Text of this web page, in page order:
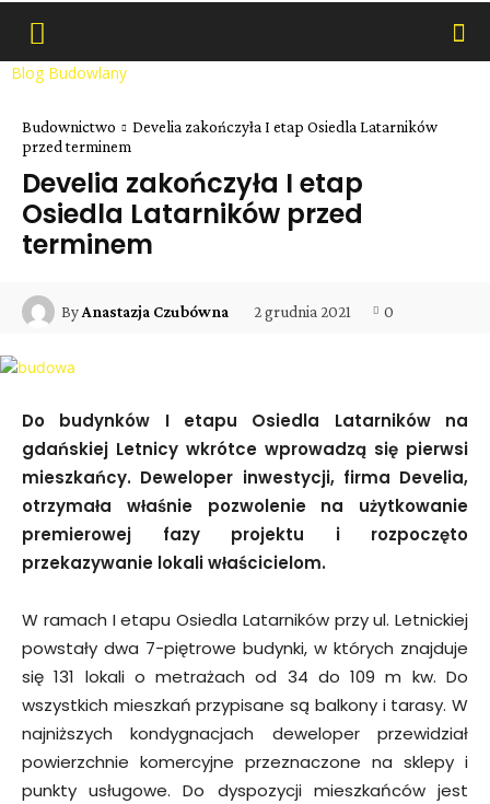
Blog Budowlany
Budownictwo
Develia zakończyła I etap Osiedla Latarników
przed terminem
Develia zakończyła I etap
Osiedla Latarników przed
terminem
ByAnastazja Czubówna 2 grudnia 2021 0
Do budynków I etapu Osiedla Latarników na
gdańskiej Letnicy wkrótce wprowadzą się pierwsi
mieszkańcy. Deweloper inwestycji, firma Develia,
otrzymała właśnie pozwolenie na użytkowanie
premierowej fazy projektu i rozpoczęto
przekazywanie lokali właścicielom.
W ramach I etapu Osiedla Latarników przy ul. Letnickiej
powstały dwa 7-piętrowe budynki, w których znajduje
się 131 lokali o metrażach od 34 do 109 m kw. Do
wszystkich mieszkań przypisane są balkony i tarasy. W
najniższych kondygnacjach deweloper przewidział
powierzchnie komercyjne przeznaczone na sklepy i
punkty usługowe. Do dyspozycji mieszkańców jest